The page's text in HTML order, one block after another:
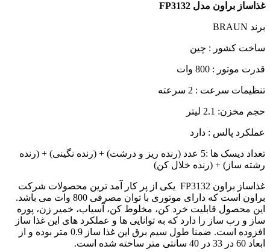
غذاساز براون مدل FP3132
برند BRAUN
ساخت کشور : چین
قدرت موتور : 800 وات
تنظیمات سرعت : 2 سرعته
حجم مخزن: 2.1 لیتر
عملکرد پالس : دارد
تعداد دیسک ها :5 عدد (رنده ریز و درشت) + (رنده نگینی) + (رنده
رشته ساز) + (رنده خلال کن)
غذاساز براون FP3132 یکی از پر کار آمد ترین محصولات شرکت
براون است که دارای موتوری با توان مصرفی 800 وات می باشد.
این محصول قابلیت خرد کن، مخلوط کن، آسیاب، خمیر زن، پوره
ساز و رب ساز را دارد که به توانایی ها و عملکرد های این غذا ساز
افزوده است. ضمنا طول سیم برق این غذا ساز 0.9 متر بوده و از
ابعاد 60 در 33 در 40 سانتی متر ساخته شده است.